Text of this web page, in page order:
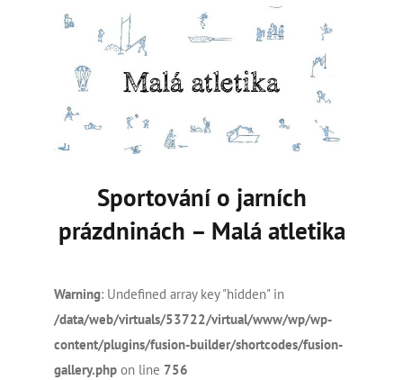
Zobrazit
obrázek
Sportování o jarních
prázdninách – Malá atletika
Warning: Undefined array key "hidden" in
/data/web/virtuals/53722/virtual/www/wp/wp-
content/plugins/fusion-builder/shortcodes/fusion-
gallery.php on line 756